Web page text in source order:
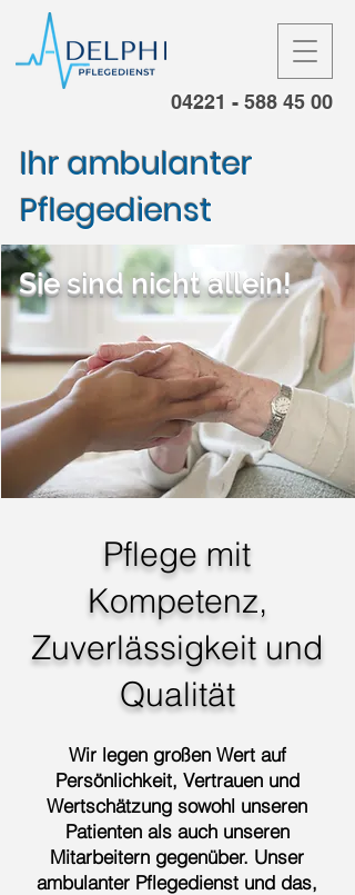
04221 - 588 45 00
Ihr ambulanter
Pflegedienst
Sie sind nicht allein!
Pflege mit
Kompetenz,
Zuverlässigkeit und
Qualität
Wir legen großen Wert auf
Persönlichkeit, Vertrauen und
Wertschätzung sowohl unseren
Patienten als auch unseren
Mitarbeitern gegenüber. Unser
ambulanter Pflegedienst und das,